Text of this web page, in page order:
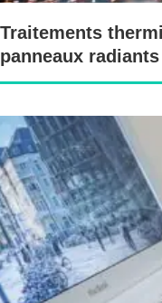
Traitements
panneaux